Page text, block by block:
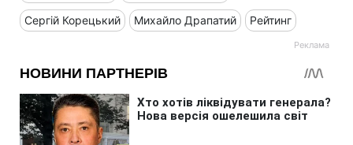
Сергій Корецький Михайло Драпатий Рейтинг